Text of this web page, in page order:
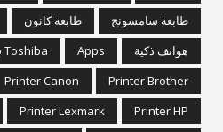
طابعة سامسونج
طابعة كانون
هواتف ذكية
Apps
Toshiba
Printer Brother
Printer Canon
Printer HP
Printer Lexmark